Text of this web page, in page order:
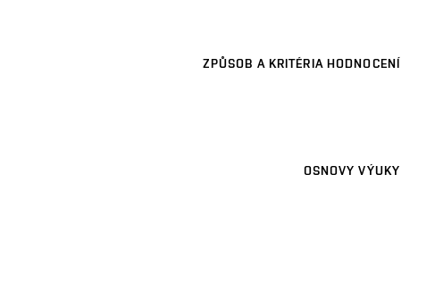
ZPŮSOB A KRITÉRIA HODNOCENÍ
OSNOVY VÝUKY